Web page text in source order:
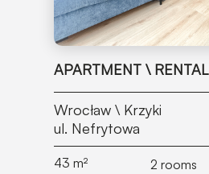
APARTMENT \ RENTAL
Wrocław \ Krzyki
ul. Nefrytowa
43 m² 2 rooms